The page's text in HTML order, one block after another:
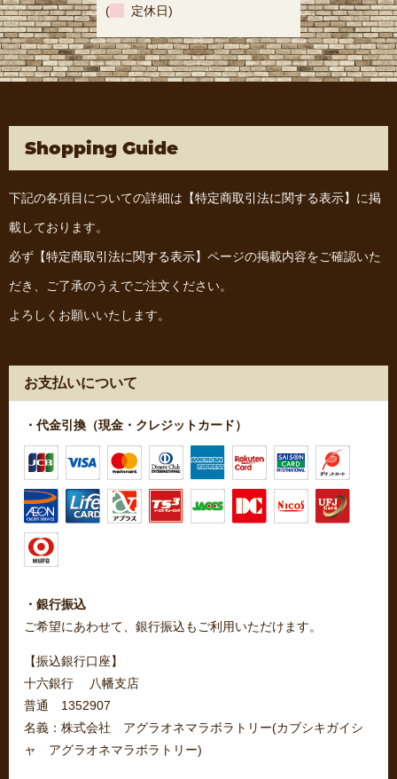
( 定休日)
Shopping Guide
下記の各項目についての詳細は 【特定商取引法に関する表示】 に掲
載しております。
必ず 【特定商取引法に関する表示】 ページの掲載内容をご確認いた
だき、ご了承のうえでご注文ください。
よろしくお願いいたします。
お支払いについて
・代金引換（現金・クレジットカード）
・銀行振込
ご希望にあわせて、銀行振込もご利用いただけます。
【振込銀行口座】
十六銀行 八幡支店
普通 1352907
名義：株式会社 アグラオネマラボラトリー(カブシキガイシ
ャ アグラオネマラボラトリー)